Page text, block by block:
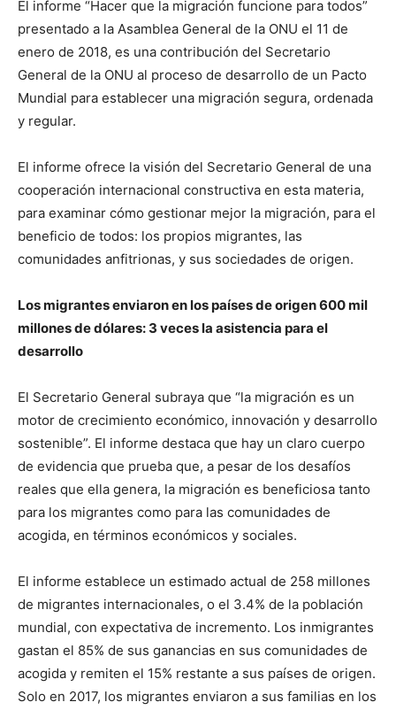
El informe “Hacer que la migración funcione para todos”
presentado a la Asamblea General de la ONU el 11 de
enero de 2018, es una contribución del Secretario
General de la ONU al proceso de desarrollo de un Pacto
Mundial para establecer una migración segura, ordenada
y regular.
El informe ofrece la visión del Secretario General de una
cooperación internacional constructiva en esta materia,
para examinar cómo gestionar mejor la migración, para el
beneficio de todos: los propios migrantes, las
comunidades anfitrionas, y sus sociedades de origen.
Los migrantes enviaron en los países de origen 600 mil
millones de dólares: 3 veces la asistencia para el
desarrollo
El Secretario General subraya que “la migración es un
motor de crecimiento económico, innovación y desarrollo
sostenible”. El informe destaca que hay un claro cuerpo
de evidencia que prueba que, a pesar de los desafíos
reales que ella genera, la migración es beneficiosa tanto
para los migrantes como para las comunidades de
acogida, en términos económicos y sociales.
El informe establece un estimado actual de 258 millones
de migrantes internacionales, o el 3.4% de la población
mundial, con expectativa de incremento. Los inmigrantes
gastan el 85% de sus ganancias en sus comunidades de
acogida y remiten el 15% restante a sus países de origen.
Solo en 2017, los migrantes enviaron a sus familias en los